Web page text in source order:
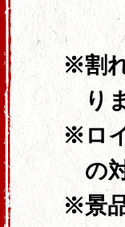
割
り
ロ
の
景